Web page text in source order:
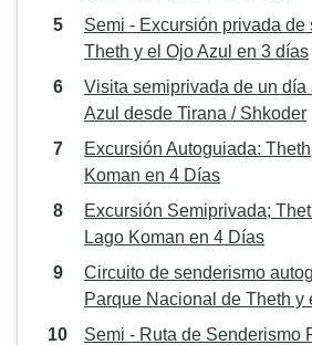
Semi - Excursión privada de
Theth y el Ojo Azul en 3 días
Visita semiprivada de un día
Azul desde Tirana / Shkoder
Excursión Autoguiada:
Koman en 4 Días
Excursión Semiprivada;
Lago Koman en 4 Días
Circuito de senderismo
Parque Nacional de Theth y
Semi - Ruta de Senderismo